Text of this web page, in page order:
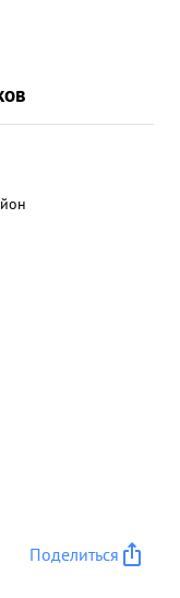
Много
действие
Поделиться